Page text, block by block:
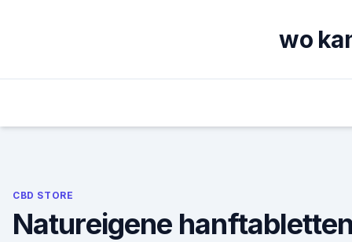
wo
CBD STORE
Natureigene hanftabletten